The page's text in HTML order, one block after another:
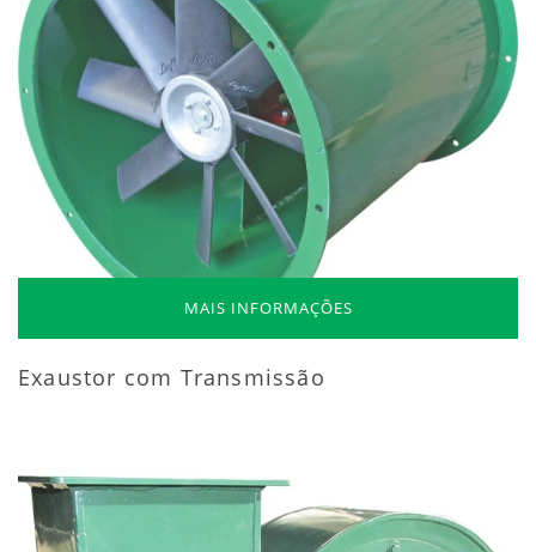
MAIS INFORMAÇÕES
Exaustor com Transmissão